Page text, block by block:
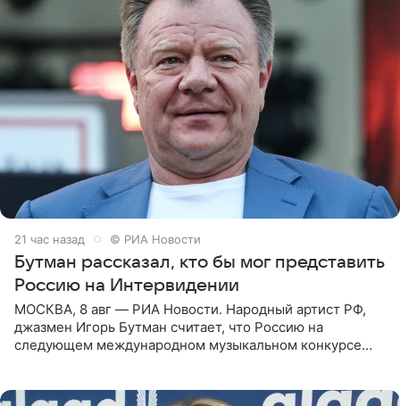
21 час назад © РИА Новости
Бутман рассказал, кто бы мог представить
Россию на Интервидении
МОСКВА, 8 авг — РИА Новости. Народный артист РФ,
джазмен Игорь Бутман считает, что Россию на
следующем международном музыкальном конкурсе